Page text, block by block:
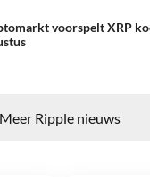
voorspelt XRP
Meer Ripple nieuws